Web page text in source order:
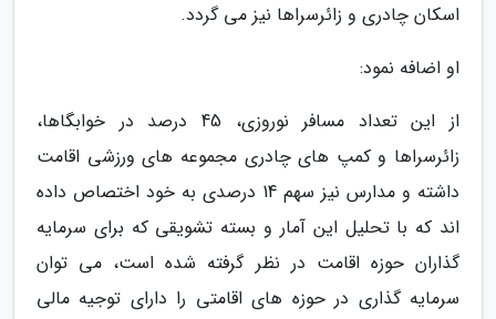
اسکان چادری و زائرسراها نیز می گردد.
او اضافه نمود:
از این تعداد مسافر نوروزی، 45 درصد در خوابگاها،
زائرسراها و کمپ های چادری مجموعه های ورزشی اقامت
داشته و مدارس نیز سهم 14 درصدی به خود اختصاص داده
اند که با تحلیل این آمار و بسته تشویقی که برای سرمایه
گذاران حوزه اقامت در نظر گرفته شده است، می توان
سرمایه گذاری در حوزه های اقامتی را دارای توجیه مالی